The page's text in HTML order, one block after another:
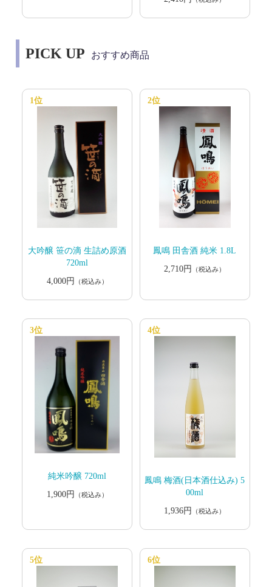
PICK UP おすすめ商品
1位
大吟醸 笹の滴 生詰め原酒
720ml
4,000円
（税込み）
2位
鳳鳴 田舎酒 純米 1.8L
2,710円
（税込み）
3位
純米吟醸 720ml
1,900円
（税込み）
4位
鳳鳴 梅酒(日本酒仕込み) 5
00ml
1,936円
（税込み）
5位 6位